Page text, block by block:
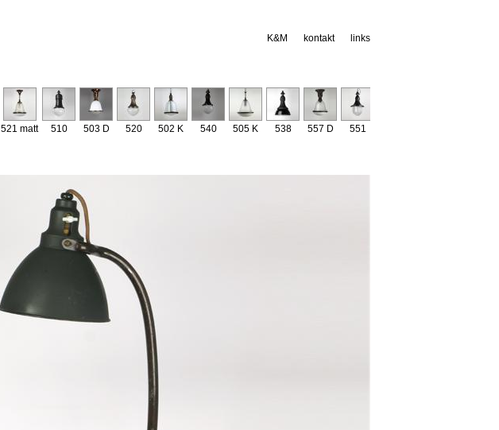
K&M kontakt links
521 matt 510 503 D 520 502 K 540 505 K 538 557 D 551